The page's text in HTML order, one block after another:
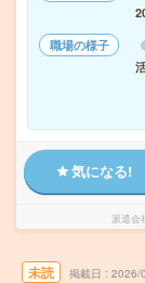
職場の様子
気になる!
派遣会
未読 掲載日 2026/